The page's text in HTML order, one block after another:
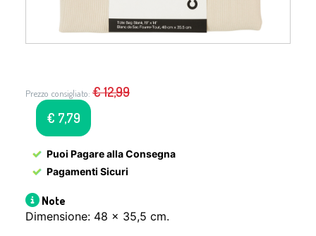
Prezzo consigliato: €12,99
€ 7,79
Puoi Pagare alla Consegna
Pagamenti Sicuri
Note
Dimensione: 48 x 35,5 cm.